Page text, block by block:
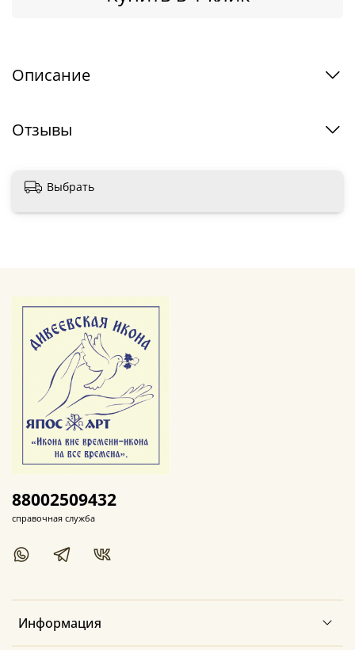
Описание
Отзывы
Выбрать
Информация
88002509432
справочная служба